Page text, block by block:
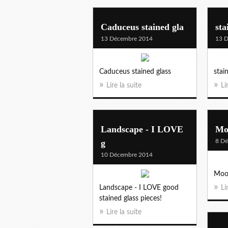
Caduceus stained gla
13 Décembre 2014
Caduceus stained glass
Lire la suite
13
Landscape - I LOVE
g
10 Décembre 2014
Landscape - I LOVE good
stained glass pieces!
Lire la suite
8